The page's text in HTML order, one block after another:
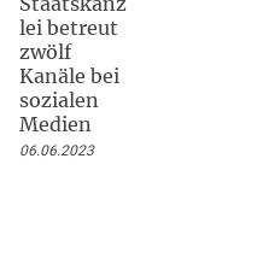
lei betreut
zwölf
Kanäle bei
sozialen
Medien
06.06.2023